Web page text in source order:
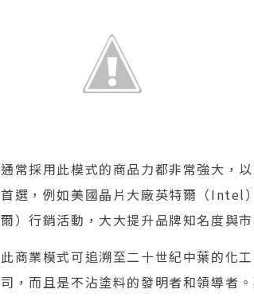
通常採用此模式的商品力都非常強大，
首選，例如美國晶片大廠英特爾（
爾）行銷活動，大大提升品牌知名度與
此商業模式可追溯至二十世紀中葉的化
司，而且是不沾塗料的發明者和領導者